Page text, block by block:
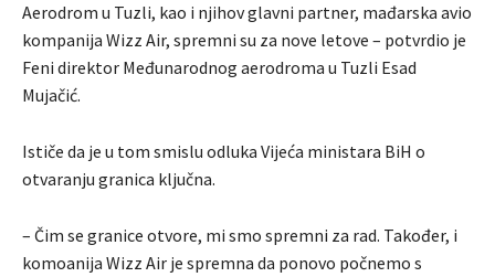
Aerodrom u Tuzli, kao i njihov glavni partner, mađarska avio
kompanija Wizz Air, spremni su za nove letove – potvrdio je
Feni direktor Međunarodnog aerodroma u Tuzli Esad
Mujačić.
Ističe da je u tom smislu odluka Vijeća ministara BiH o
otvaranju granica ključna.
– Čim se granice otvore, mi smo spremni za rad. Također, i
komoanija Wizz Air je spremna da ponovo počnemo s